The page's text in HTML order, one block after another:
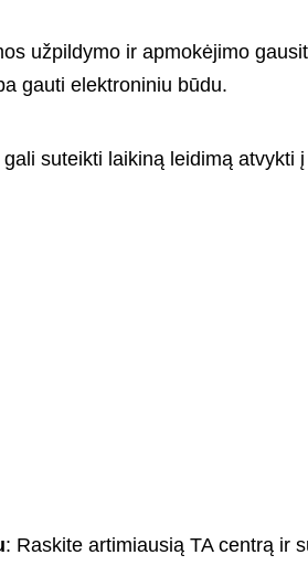
užpildymo ir apmokėjimo
gauti elektroniniu būdu.
suteikti laikiną leidimą atvykti
: Raskite artimiausią TA centrą ir